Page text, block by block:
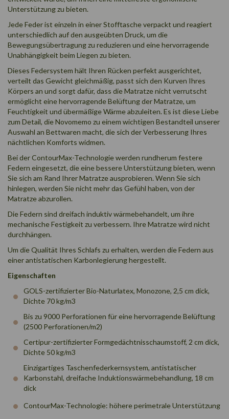
Unterstützung zu bieten.
Jede Feder ist einzeln in einer Stofftasche verpackt und reagiert
unterschiedlich auf den ausgeübten Druck, um die
Bewegungsübertragung zu reduzieren und eine hervorragende
Unabhängigkeit beim Liegen zu bieten.
Dieses Federsystem hält Ihren Rücken perfekt ausgerichtet,
verteilt das Gewicht gleichmäßig, passt sich den Kurven Ihres
Körpers an und sorgt dafür, dass die Matratze nicht verrutscht
ermöglicht eine hervorragende Belüftung der Matratze, um
Feuchtigkeit und übermäßige Wärme abzuleiten. Es ist diese Liebe
zum Detail, die Novomemo zu einem wichtigen Bestandteil unserer
Auswahl an Bettwaren macht, die sich der Verbesserung Ihres
nächtlichen Komforts widmen.
Bei der ContourMax-Technologie werden rundherum festere
Federn eingesetzt, die eine bessere Unterstützung bieten, wenn
Sie sich am Rand Ihrer Matratze ausprobieren. Wenn Sie sich
hinlegen, werden Sie nicht mehr das Gefühl haben, von der
Matratze abzurollen.
Die Federn sind dreifach induktiv wärmebehandelt, um ihre
mechanische Festigkeit zu verbessern. Ihre Matratze wird nicht
durchhängen.
Um die Qualität Ihres Schlafs zu erhalten, werden die Federn aus
einer antistatischen Karbonlegierung hergestellt.
Eigenschaften
GOLS-zertifizierter Bio-Naturlatex, Monozone, 2,5 cm dick,
Dichte 70 kg/m3
Bis zu 9000 Perforationen für eine hervorragende Belüftung
(2500 Perforationen/m2)
Certipur-zertifizierter Formgedächtnisschaumstoff, 2 cm dick,
Dichte 50 kg/m3
Einzigartiges Taschenfederkernsystem, antistatischer
Karbonstahl, dreifache Induktionswärmebehandlung, 18 cm
dick
ContourMax-Technologie: höhere perimetrale Unterstützung